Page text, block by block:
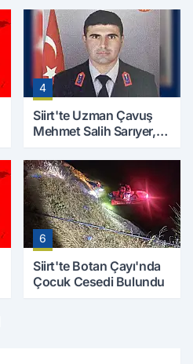
Kaybetti
4
Siirt'te Uzman Çavuş
Mehmet Salih Sarıyer,
6
Siirt'te Botan Çayı'nda
Çocuk Cesedi Bulundu